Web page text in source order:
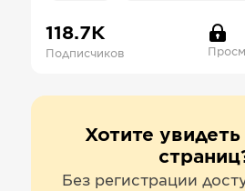
118.7К
Подписчиков
Хотите
Без регистрации